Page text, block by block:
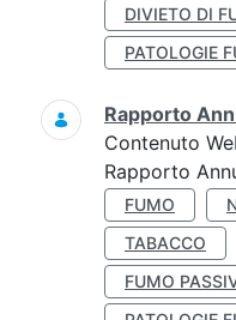
DIVIETO DI
PATOLOGIE
Rapporto
Contenuto
Rapporto
FUMO
TABACCO
FUMO